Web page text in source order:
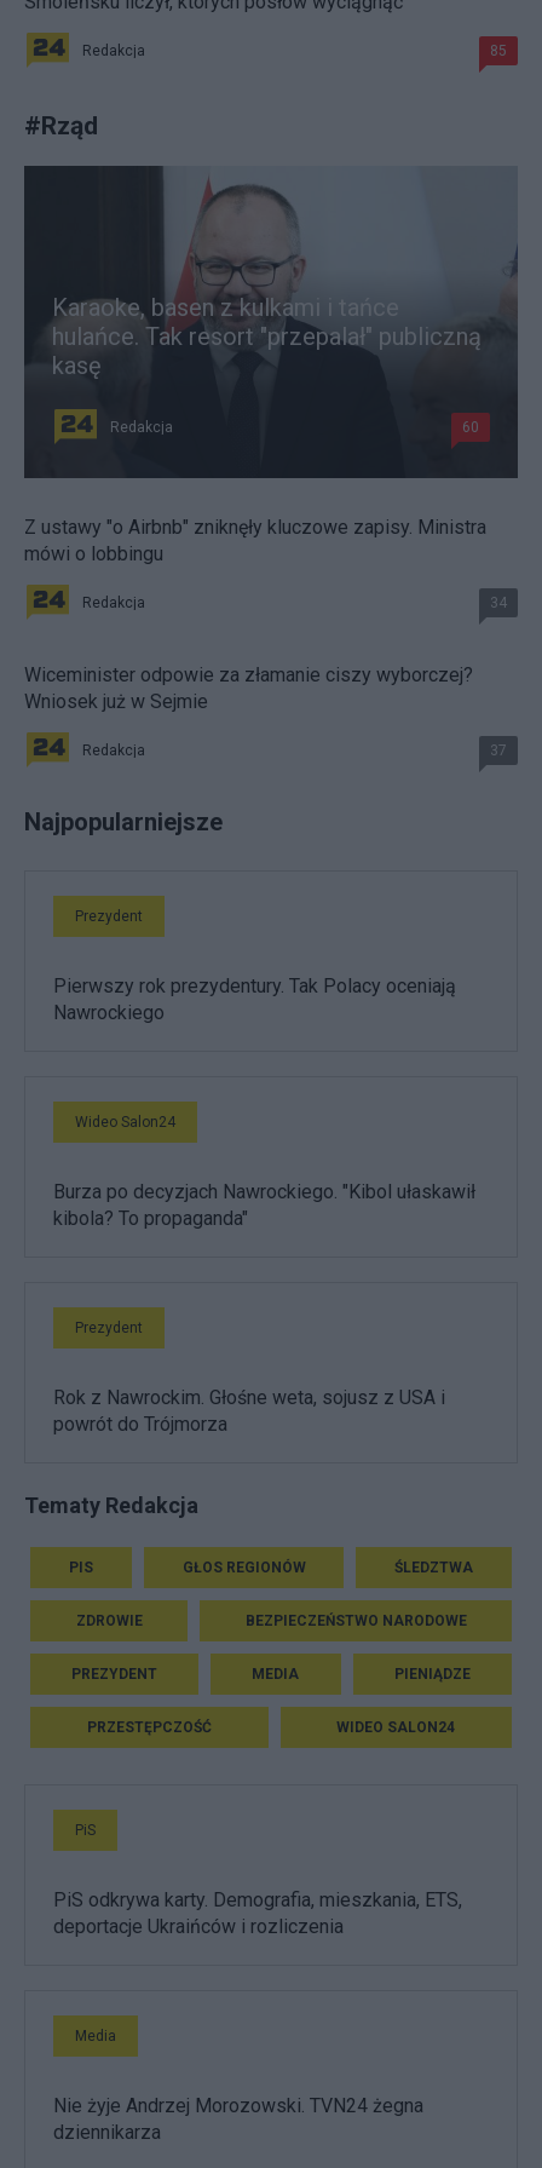
Redakcja 85
#Rząd
Karaoke, basen z kulkami i tańce
hulańce. Tak resort "przepalał" publiczną
kasę
Redakcja 60
Z ustawy "o Airbnb" zniknęły kluczowe zapisy. Ministra
mówi o lobbingu
Redakcja 34
Wiceminister odpowie za złamanie ciszy wyborczej?
Wniosek już w Sejmie
Redakcja 37
Najpopularniejsze
Prezydent
Pierwszy rok prezydentury. Tak Polacy oceniają
Nawrockiego
Wideo Salon24
Burza po decyzjach Nawrockiego. "Kibol ułaskawił
kibola? To propaganda"
Prezydent
Rok z Nawrockim. Głośne weta, sojusz z USA i
powrót do Trójmorza
Tematy Redakcja
PIS GŁOS REGIONÓW ŚLEDZTWA
ZDROWIE BEZPIECZEŃSTWO NARODOWE
PREZYDENT MEDIA PIENIĄDZE
PRZESTĘPCZOŚĆ WIDEO SALON24
PiS
PiS odkrywa karty. Demografia, mieszkania, ETS,
deportacje Ukraińców i rozliczenia
Media
Nie żyje Andrzej Morozowski. TVN24 żegna
dziennikarza